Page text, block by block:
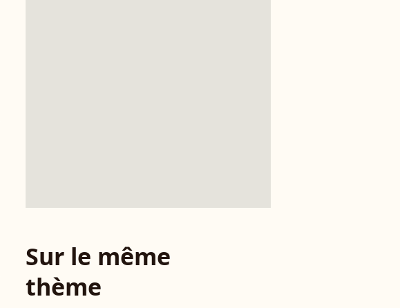
Sur le même
thème